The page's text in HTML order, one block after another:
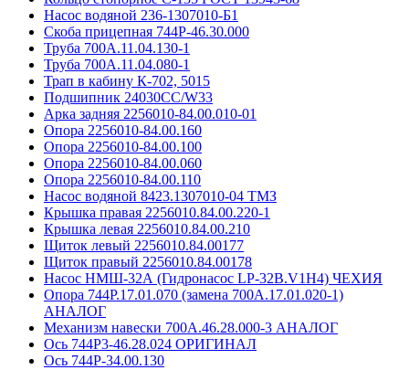
Насос водяной 236-1307010-Б1
Скоба прицепная 744Р-46.30.000
Труба 700А.11.04.130-1
Труба 700А.11.04.080-1
Трап в кабину К-702, 5015
Подшипник 24030CC/W33
Арка задняя 2256010-84.00.010-01
Опора 2256010-84.00.160
Опора 2256010-84.00.100
Опора 2256010-84.00.060
Опора 2256010-84.00.110
Насос водяной 8423.1307010-04 ТМЗ
Крышка правая 2256010.84.00.220-1
Крышка левая 2256010.84.00.210
Щиток левый 2256010.84.00177
Щиток правый 2256010.84.00178
Насос НМШ-32А (Гидронасос LP-32B.V1H4) ЧЕХИЯ
Опора 744Р.17.01.070 (замена 700А.17.01.020-1)
АНАЛОГ
Механизм навески 700А.46.28.000-3 АНАЛОГ
Ось 744Р3-46.28.024 ОРИГИНАЛ
Ось 744Р-34.00.130